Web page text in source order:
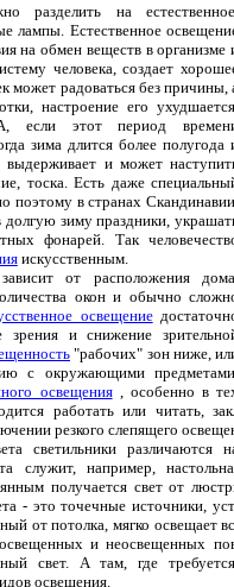
разделить на естественное,
лампы. Естественное
на обмен веществ в организме
человека, создает
может радоваться без причины,
настроение его ухудшается,
А, если этот период
зима длится более полугода
выдерживает и может
тоска. Есть даже
поэтому в странах Скандинавии,
долгую зиму праздники,
фонарей. Так
искусственным.
от расположения дома,
окон и обычно
освещение
и снижение
"рабочих" зон ниже,
с окружающими предметами.
освещения, особенно в
работать или читать,
резкого слепящего
светильники различаются
служит, например,
получается свет от
- это точечные источники,
от потолка, мягко освещает
и неосвещенных
свет. А там, где
освещения.